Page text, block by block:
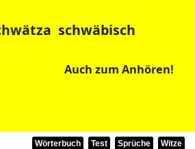
schwäbisch
Auch zum Anhören!
Wörterbuch Test Sprüche Witze